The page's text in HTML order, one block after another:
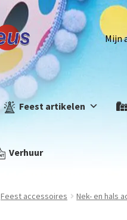
Mijn
Feest artikelen
Verhuur
Feest accessoires Nek- en hals